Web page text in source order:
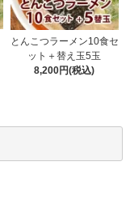
とんこつラーメン10食セ
ット＋替え玉5玉
8,200円(税込)